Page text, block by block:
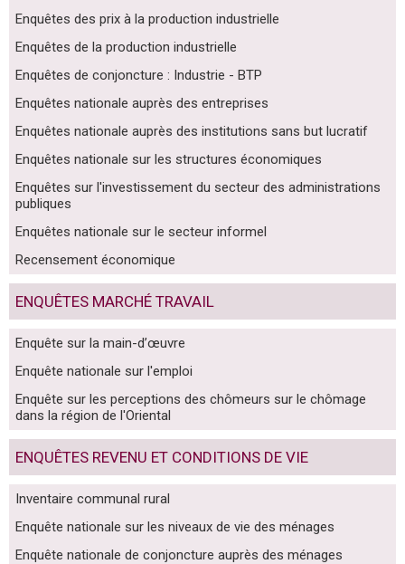
Enquêtes des prix à la production industrielle
Enquêtes de la production industrielle
Enquêtes de conjoncture : Industrie - BTP
Enquêtes nationale auprès des entreprises
Enquêtes nationale auprès des institutions sans but lucratif
Enquêtes nationale sur les structures économiques
Enquêtes sur l'investissement du secteur des administrations
publiques
Enquêtes nationale sur le secteur informel
Recensement économique
ENQUÊTES MARCHÉ TRAVAIL
Enquête sur la main-d’œuvre
Enquête nationale sur l'emploi
Enquête sur les perceptions des chômeurs sur le chômage
dans la région de l'Oriental
ENQUÊTES REVENU ET CONDITIONS DE VIE
Inventaire communal rural
Enquête nationale sur les niveaux de vie des ménages
Enquête nationale de conjoncture auprès des ménages